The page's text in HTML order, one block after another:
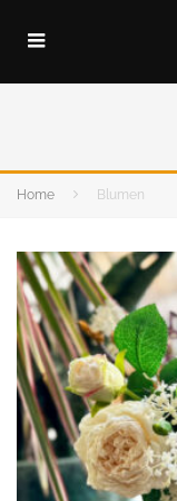
Home Blumen